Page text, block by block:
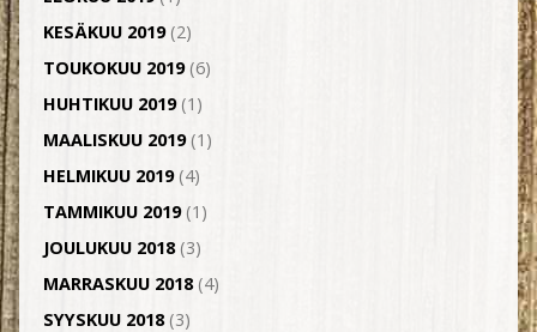
KESÄKUU 2019(2)
TOUKOKUU 2019(6)
HUHTIKUU 2019(1)
MAALISKUU 2019(1)
HELMIKUU 2019(4)
TAMMIKUU 2019(1)
JOULUKUU 2018(3)
MARRASKUU 2018(4)
SYYSKUU 2018(3)